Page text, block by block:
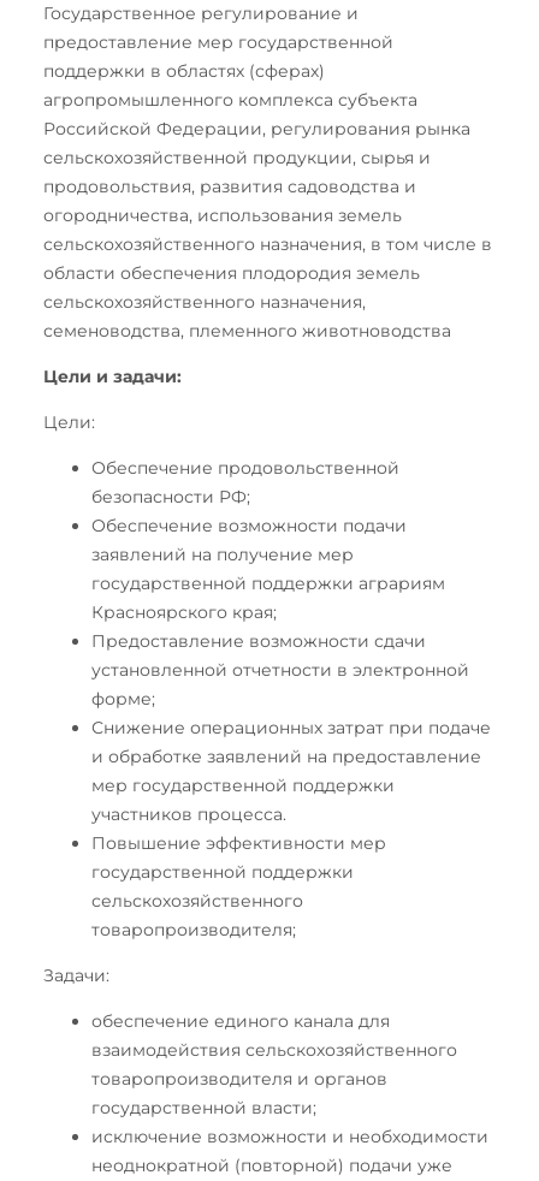
Государственное регулирование и
предоставление мер государственной
поддержки в областях (сферах)
агропромышленного комплекса субъекта
Российской Федерации, регулирования рынка
сельскохозяйственной продукции, сырья и
продовольствия, развития садоводства и
огородничества, использования земель
сельскохозяйственного назначения, в том числе в
области обеспечения плодородия земель
сельскохозяйственного назначения,
семеноводства, племенного животноводства
Цели и задачи:
Цели:
Обеспечение продовольственной
безопасности РФ;
Обеспечение возможности подачи
заявлений на получение мер
государственной поддержки аграриям
Красноярского края;
Предоставление возможности сдачи
установленной отчетности в электронной
форме;
Снижение операционных затрат при подаче
и обработке заявлений на предоставление
мер государственной поддержки
участников процесса.
Повышение эффективности мер
государственной поддержки
сельскохозяйственного
товаропроизводителя;
Задачи:
обеспечение единого канала для
взаимодействия сельскохозяйственного
товаропроизводителя и органов
государственной власти;
исключение возможности и необходимости
неоднократной (повторной) подачи уже